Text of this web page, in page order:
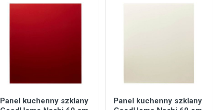
Panel kuchenny szklany
Panel kuchenny szklany